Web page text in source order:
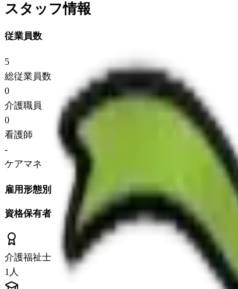
スタッフ情報
従業員数
5
総従業員数
0
介護職員
0
看護師
-
ケアマネ
雇用形態別
資格保有者
介護福祉士
1 人